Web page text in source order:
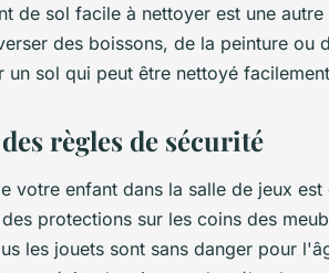
de sol facile à nettoyer est une
des boissons, de la peinture ou
un sol qui peut être nettoyé
règles de sécurité
votre enfant dans la salle de jeux
protections sur les coins des
les jouets sont sans danger pour